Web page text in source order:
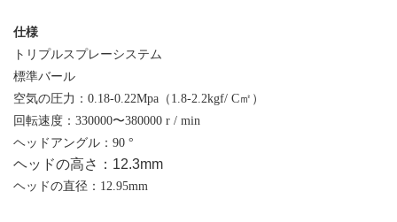
仕様
トリプルスプレーシステム
標準バール
空気の圧力：0.18-0.22Mpa（1.8-2.2kgf/ C㎡）
回転速度：330000〜380000 r / min
ヘッドアングル：90 °
ヘッドの高さ：12.3mm
ヘッドの直径：12.95mm